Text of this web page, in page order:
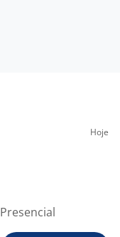
Hoje
Presencial